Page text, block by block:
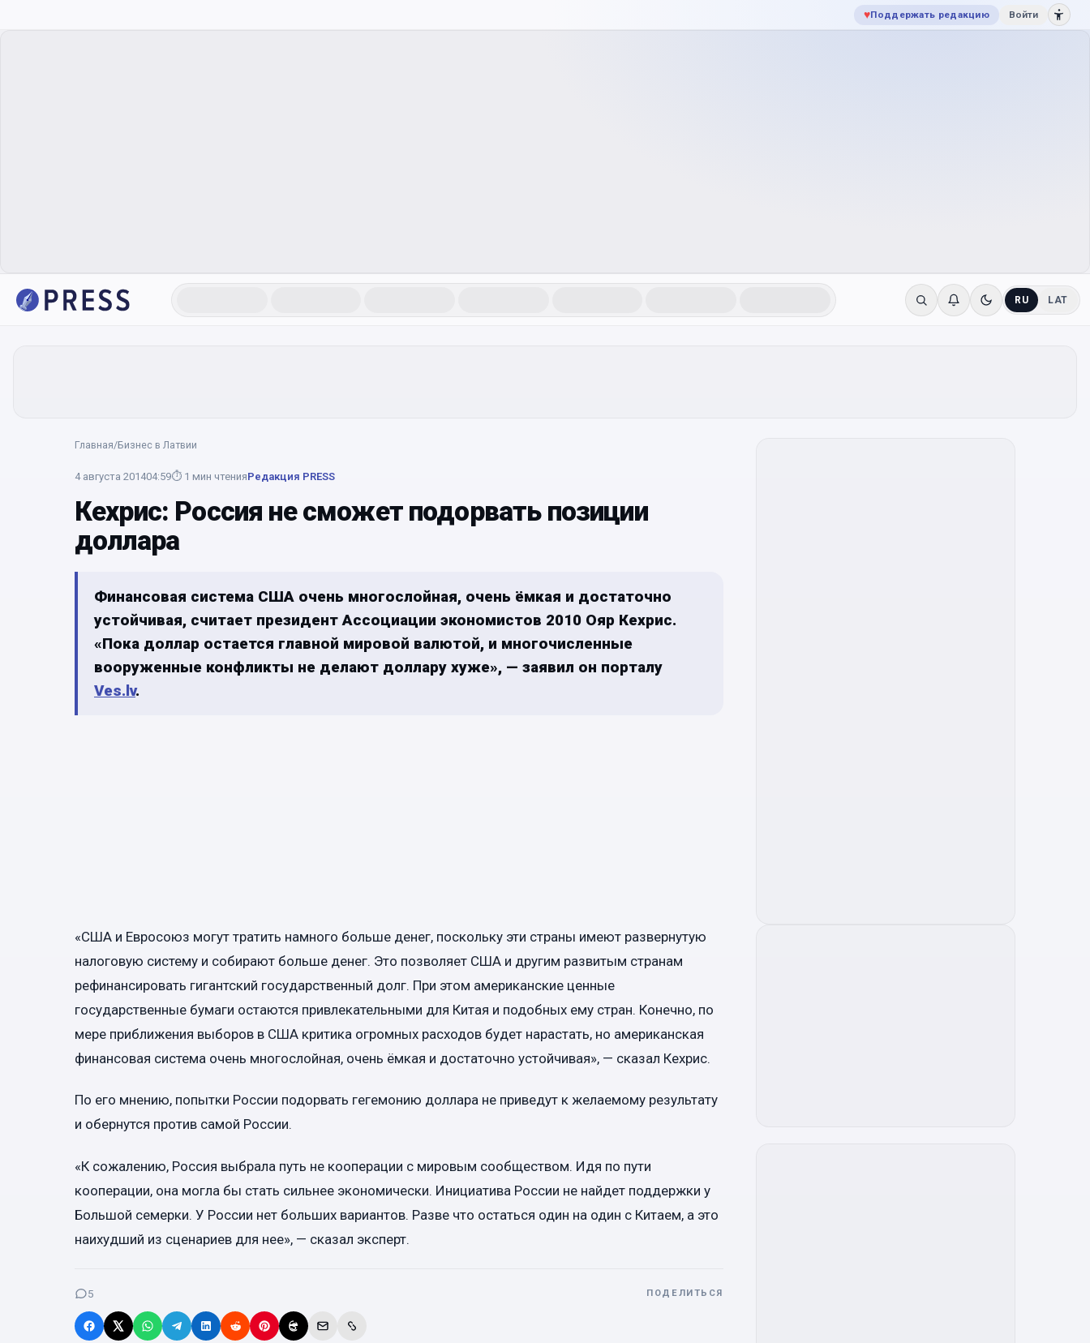
♥Поддержать редакцию Войти
RU LAT
Главная/Бизнес в Латвии
4 августа 201404:59⏱ 1 мин чтенияРедакция PRESS
Кехрис: Россия не сможет подорвать позиции
доллара
Финансовая система США очень многослойная, очень ёмкая и достаточно
устойчивая, считает президент Ассоциации экономистов 2010 Ояр Кехрис.
«Пока доллар остается главной мировой валютой, и многочисленные
вооруженные конфликты не делают доллару хуже», — заявил он порталу
Ves.lv.
«США и Евросоюз могут тратить намного больше денег, поскольку эти страны имеют развернутую
налоговую систему и собирают больше денег. Это позволяет США и другим развитым странам
рефинансировать гигантский государственный долг. При этом американские ценные
государственные бумаги остаются привлекательными для Китая и подобных ему стран. Конечно, по
мере приближения выборов в США критика огромных расходов будет нарастать, но американская
финансовая система очень многослойная, очень ёмкая и достаточно устойчивая», — сказал Кехрис.
По его мнению, попытки России подорвать гегемонию доллара не приведут к желаемому результату
и обернутся против самой России.
«К сожалению, Россия выбрала путь не кооперации с мировым сообществом. Идя по пути
кооперации, она могла бы стать сильнее экономически. Инициатива России не найдет поддержки у
Большой семерки. У России нет больших вариантов. Разве что остаться один на один с Китаем, а это
наихудший из сценариев для нее», — сказал эксперт.
5 ПОДЕЛИТЬСЯ